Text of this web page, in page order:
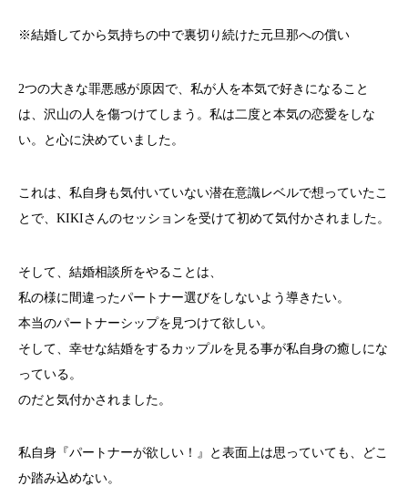
※結婚してから気持ちの中で裏切り続けた元旦那への償い
2つの大きな罪悪感が原因で、私が人を本気で好きになること
は、沢山の人を傷つけてしまう。私は二度と本気の恋愛をしな
い。と心に決めていました。
これは、私自身も気付いていない潜在意識レベルで想っていたこ
とで、KIKIさんのセッションを受けて初めて気付かされました。
そして、結婚相談所をやることは、
私の様に間違ったパートナー選びをしないよう導きたい。
本当のパートナーシップを見つけて欲しい。
そして、幸せな結婚をするカップルを見る事が私自身の癒しにな
っている。
のだと気付かされました。
私自身『パートナーが欲しい！』と表面上は思っていても、どこ
か踏み込めない。